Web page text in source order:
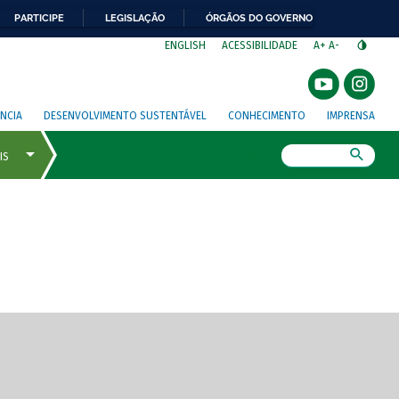
PARTICIPE LEGISLAÇÃO ÓRGÃOS DO GOVERNO
ENGLISH ACESSIBILIDADE A+ A-
DESENVOLVIMENTO SUSTENTÁVEL CONHECIMENTO IMPRENSA
de tela